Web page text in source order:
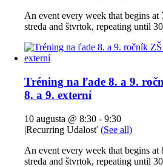
An event every week that begins
streda and štvrtok, repeating until
Tréning na ľade 8. a 9.
8. a 9. externí
10 augusta @ 8:30 - 9:30
|Recurring Udalosť (See all)
An event every week that begins
streda and štvrtok, repeating until